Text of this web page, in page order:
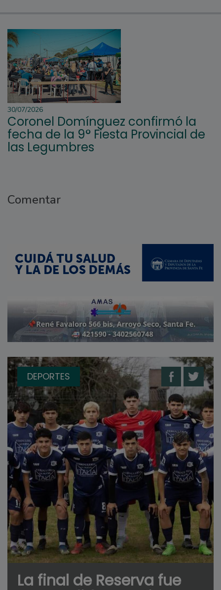
30/07/2026
Coronel Domínguez confirmó la
fecha de la 9° Fiesta Provincial de
las Legumbres
Comentar
DEPORTES
La final de Reserva fue